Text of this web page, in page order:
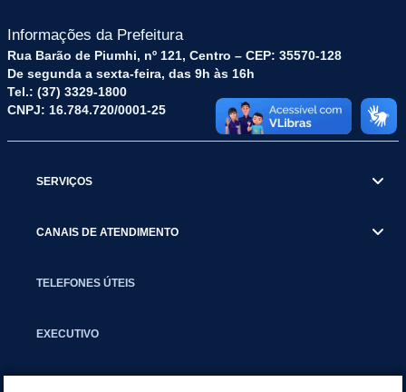
Informações da Prefeitura
Rua Barão de Piumhi, nº 121, Centro – CEP: 35570-128
De segunda a sexta-feira, das 9h às 16h
Tel.: (37) 3329-1800
CNPJ: 16.784.720/0001-25
SERVIÇOS
CANAIS DE ATENDIMENTO
TELEFONES ÚTEIS
EXECUTIVO